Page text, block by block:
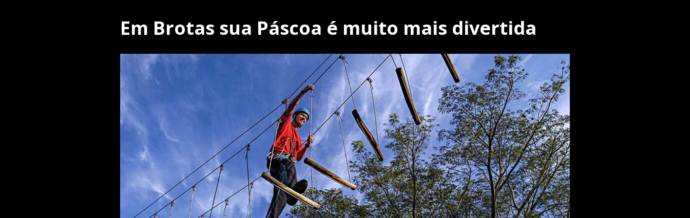
Em Brotas sua Páscoa é muito mais divertida